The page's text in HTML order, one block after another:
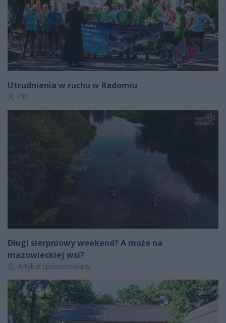
Utrudnienia w ruchu w Radomiu
Autor artykułu:
PD
Długi sierpniowy weekend? A może na
mazowieckiej wsi?
Autor artykułu:
Artykuł sponsorowany